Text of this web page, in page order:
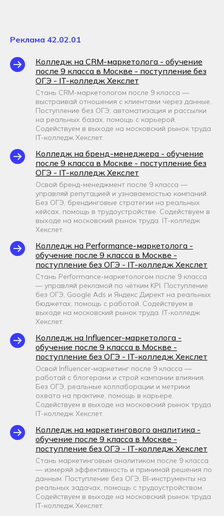
Реклама 42.02.01
Колледж на CRM-маркетолога - обучение
после 9 класса в Москве - поступление без
ОГЭ - IT-колледж Хекслет
Стань CRM-маркетологом после 9 класса —
выстраивай отношения с клиентами через данные.
Поступление без ОГЭ, автоматизация и рассылки
на реальных базах, помощь с карьерой.
Содействуем в выходе на московский рынок труда.
IT-колледж Хекслет.
Колледж на бренд-менеджера - обучение
после 9 класса в Москве - поступление без
ОГЭ - IT-колледж Хекслет
Освой бренд-менеджмент после 9 класса —
управляй репутацией и узнаваемостью компаний.
Без ОГЭ, брендинговые стратегии на реальных
кейсах, помощь в трудоустройстве. Содействуем в
выходе на московский рынок труда. IT-колледж
Хекслет.
Колледж на Performance-маркетолога -
обучение после 9 класса в Москве -
поступление без ОГЭ - IT-колледж Хекслет
Стань Performance-маркетологом после 9 класса
— управляй рекламой по чётким KPI. Поступление
без ОГЭ, Google Ads и Яндекс Директ на реальных
бюджетах, помощь с работой. Содействуем в
выходе на московский рынок труда. IT-колледж
Хекслет.
Колледж на Influencer-маркетолога -
обучение после 9 класса в Москве -
поступление без ОГЭ - IT-колледж Хекслет
Освой Influencer-маркетинг после 9 класса —
работай с блогерами и строй кампании влияния.
Без ОГЭ, реальные коллаборации и метрики
охвата на практике, помощь в карьере.
Содействуем в выходе на московский рынок труда.
IT-колледж Хекслет.
Колледж на маркетингового аналитика -
обучение после 9 класса в Москве -
поступление без ОГЭ - IT-колледж Хекслет
Стань маркетинговым аналитиком после 9 класса
— измеряй эффективность и принимай решения по
данным. Поступление без ОГЭ, BI-инструменты на
реальных задачах, помощь с трудоустройством.
Содействуем в выходе на московский рынок труда.
IT-колледж Хекслет.